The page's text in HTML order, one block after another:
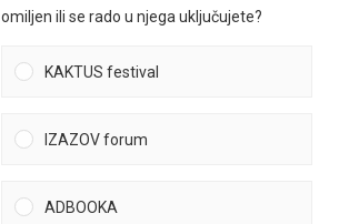
omiljen ili se rado u njega uključujete?
KAKTUS festival
IZAZOV forum
ADBOOKA